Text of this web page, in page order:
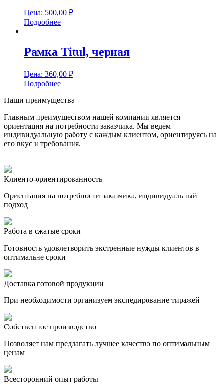
Цена: 500,00 ₽
Подробнее
Рамка Titul, черная
Цена: 360,00 ₽
Подробнее
Наши преимущества
Главным преимуществом нашей компании является
ориентация на потребности заказчика. Мы ведем
индивидуальную работу с каждым клиентом, ориентируясь на
его вкус и требования.
Клиенто-ориентированность
Ориентация на потребности заказчика, индивидуальный
подход
Работа в сжатые сроки
Готовность удовлетворить экстренные нужды клиентов в
оптимальне сроки
Доставка готовой продукции
При необходимости организуем экспедирование тиражей
Собственное производство
Позволяет нам предлагать лучшее качество по оптимальным
ценам
Всесторонний опыт работы